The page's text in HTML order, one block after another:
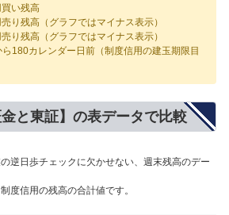
買い残高
売り残高（グラフではマイナス表示）
売り残高（グラフではマイナス表示）
ら180カレンダー日前（制度信用の建玉期限目
と東証】の表データで比較
逆日歩チェックに欠かせない、週末残高のデー
度信用の残高の合計値です。